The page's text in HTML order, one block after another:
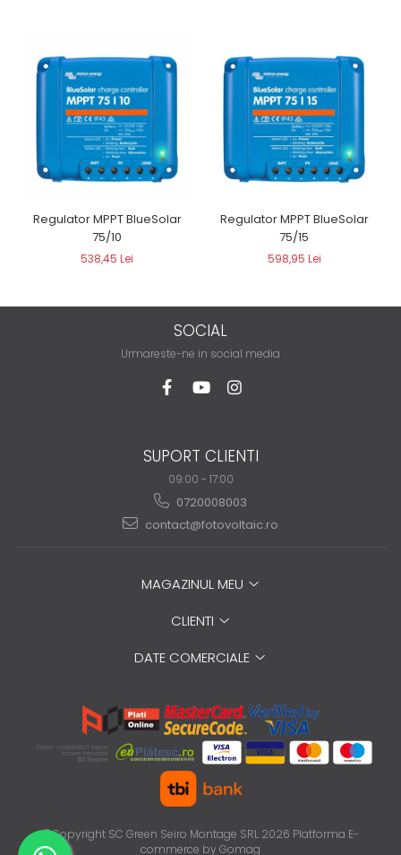
Regulator MPPT BlueSolar
75/10
538,45 Lei
Regulator MPPT BlueSolar
75/15
598,95 Lei
SOCIAL
Urmareste-ne in social media
SUPORT CLIENTI
09:00 - 17:00
0720008003
contact@fotovoltaic.ro
MAGAZINUL MEU
CLIENTI
DATE COMERCIALE
©Copyright SC Green Seiro Montage SRL 2026 Platforma E-
commerce by Gomag